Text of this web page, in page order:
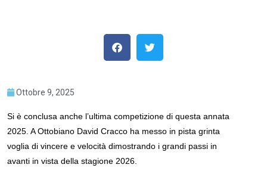
Ottobre 9, 2025
Si è conclusa anche l’ultima competizione di questa annata
2025. A Ottobiano David Cracco ha messo in pista grinta
voglia di vincere e velocità dimostrando i grandi passi in
avanti in vista della stagione 2026.